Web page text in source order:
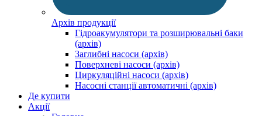
Архів продукції
Гідроакумулятори та розширювальні баки
(архів)
Заглибні насоси (архів)
Поверхневі насоси (архів)
Циркуляційні насоси (архів)
Насосні станції автоматичні (архів)
Де купити
Акції